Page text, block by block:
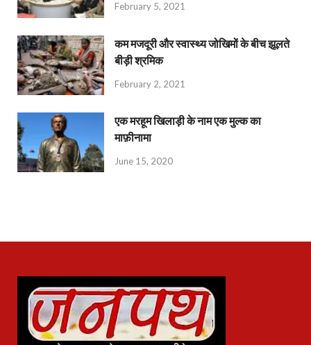
February 5, 2021
कम मजदूरी और स्वास्थ्य जोखिमों के बीच झूलते
बीड़ी श्रमिक
February 2, 2021
एक मरहूम खिलाड़ी के नाम एक मुल्क का
माफ़ीनामा
June 15, 2020